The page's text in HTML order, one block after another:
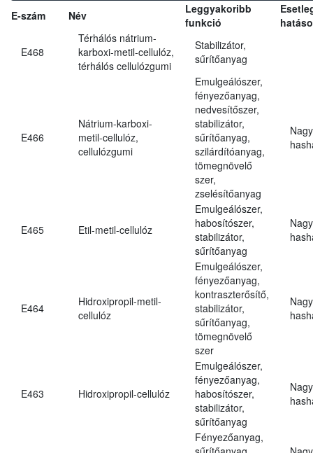
E-szám Név
Leggyakoribb
funkció
E468
Térhálós nátrium-
karboxi-metil-cellulóz,
térhálós cellulózgumi
Stabilizátor,
sűrítőanyag
E466
Nátrium-karboxi-
metil-cellulóz,
cellulózgumi
Emulgeálószer,
fényezőanyag,
nedvesítőszer,
stabilizátor,
sűrítőanyag,
szilárdítóanyag,
tömegnövelő
szer,
zselésítőanyag
E465 Etil-metil-cellulóz
Emulgeálószer,
habosítószer,
stabilizátor,
sűrítőanyag
E464
Hidroxipropil-metil-
cellulóz
Emulgeálószer,
fényezőanyag,
kontraszterősítő,
stabilizátor,
sűrítőanyag,
tömegnövelő
szer
E463 Hidroxipropil-cellulóz
Emulgeálószer,
fényezőanyag,
habosítószer,
stabilizátor,
sűrítőanyag
Fényezőanyag,